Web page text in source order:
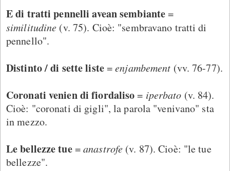
E di tratti pennelli avean sembiante=
similitudine (v. 75). Cioè: "sembravano tratti di
pennello".
Distinto / di sette liste=enjambement (vv. 76-77).
Coronati venien di fiordaliso= iperbato (v. 84).
Cioè: "coronati di gigli", la parola "venivano" sta
in mezzo.
Le bellezze tue=anastrofe (v. 87). Cioè: "le tue
bellezze".